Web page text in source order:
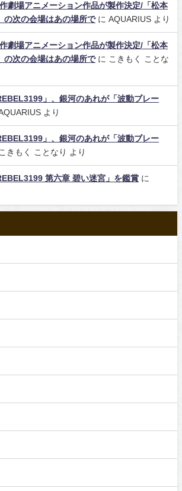
劇場アニメーション作品が製作決定/「松本
の次の会場はあの場所でに AQUARIUS より
劇場アニメーション作品が製作決定/「松本
の次の会場はあの場所でに
こきもく ことな
」、銀河のあれが「波動ブレー
より
」、銀河のあれが「波動ブレー
こきもく ことなり より
第六章 碧い迷宮」を鑑賞 に